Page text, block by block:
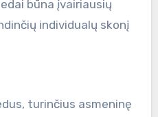
būna įvairiausių
individualų skonį
turinčius asmeninę